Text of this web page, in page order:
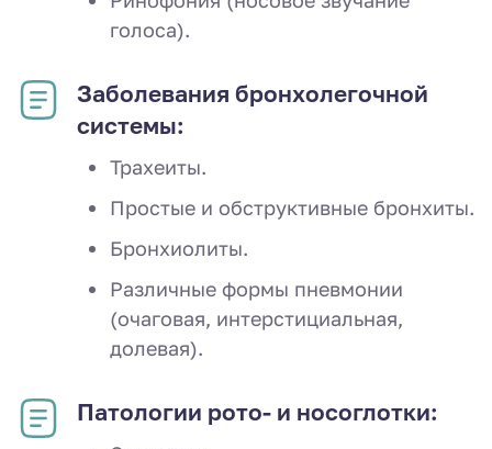
голоса).
Заболевания бронхолегочной
системы:
Трахеиты.
Простые и обструктивные бронхиты.
Бронхиолиты.
Различные формы пневмонии
(очаговая, интерстициальная,
долевая).
Патологии рото- и носоглотки: